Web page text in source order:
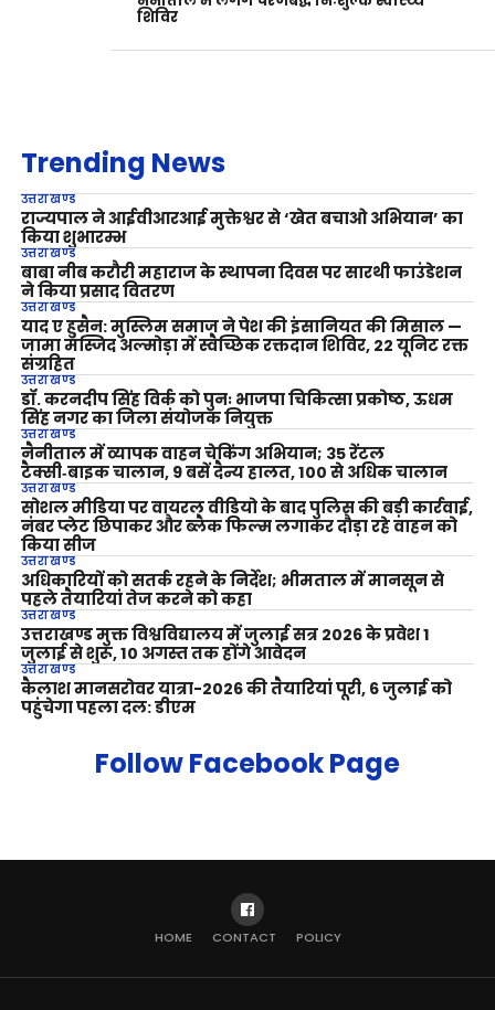
शिविर
Trending News
उत्तराखण्ड
राज्यपाल ने आईवीआरआई मुक्तेश्वर से ‘खेत बचाओ अभियान’ का
किया शुभारम्भ
उत्तराखण्ड
बाबा नीब करौरी महाराज के स्थापना दिवस पर सारथी फाउंडेशन
ने किया प्रसाद वितरण
उत्तराखण्ड
याद ए हुसैन: मुस्लिम समाज ने पेश की इंसानियत की मिसाल —
जामा मस्जिद अल्मोड़ा में स्वैच्छिक रक्तदान शिविर, 22 यूनिट रक्त
संग्रहित
उत्तराखण्ड
डॉ. करनदीप सिंह विर्क को पुनः भाजपा चिकित्सा प्रकोष्ठ, ऊधम
सिंह नगर का जिला संयोजक नियुक्त
उत्तराखण्ड
नैनीताल में व्यापक वाहन चेकिंग अभियान; 35 रेंटल
टैक्सी‑बाइक चालान, 9 बसें दैन्य हालत, 100 से अधिक चालान
उत्तराखण्ड
सोशल मीडिया पर वायरल वीडियो के बाद पुलिस की बड़ी कार्रवाई,
नंबर प्लेट छिपाकर और ब्लैक फिल्म लगाकर दौड़ा रहे वाहन को
किया सीज
उत्तराखण्ड
अधिकारियों को सतर्क रहने के निर्देश; भीमताल में मानसून से
पहले तैयारियां तेज करने को कहा
उत्तराखण्ड
उत्तराखण्ड मुक्त विश्वविद्यालय में जुलाई सत्र 2026 के प्रवेश 1
जुलाई से शुरू, 10 अगस्त तक होंगे आवेदन
उत्तराखण्ड
कैलाश मानसरोवर यात्रा-2026 की तैयारियां पूरी, 6 जुलाई को
पहुंचेगा पहला दल: डीएम
Follow Facebook Page
HOME CONTACT POLICY